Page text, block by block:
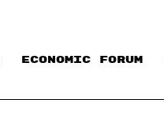
ECONOMIC FORUM